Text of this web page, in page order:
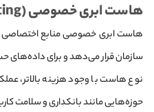
هاست ابری خصوصی (Private Cloud Hosting)
هاست ابری خصوصی منابع اختصاصی
سازمان قرار می‌دهد و برای
نوع هاست با وجود هزینه بالاتر،
حوزه‌هایی مانند بانکداری و سلامت